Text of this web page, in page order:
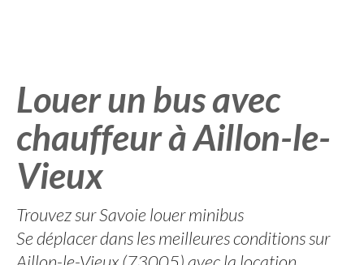
Louer un bus avec
chauffeur à Aillon-le-
Vieux
Trouvez sur Savoie louer minibus
Se déplacer dans les meilleures conditions sur